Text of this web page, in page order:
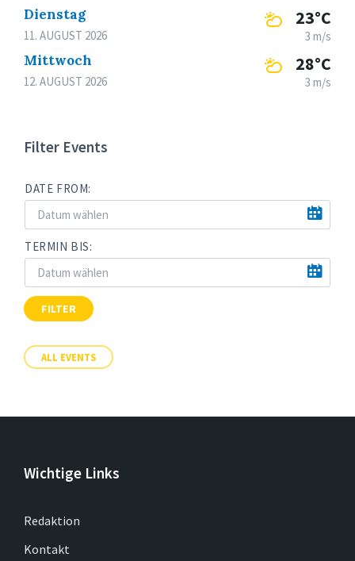
Dienstag
11. AUGUST 2026
23°C
3 m/s
Mittwoch
12. AUGUST 2026
28°C
3 m/s
Filter Events
DATE FROM:
TERMIN BIS:
FILTER
ALL EVENTS
Wichtige Links
Redaktion
Kontakt